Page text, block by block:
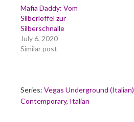
Mafia Daddy: Vom
Silberlöffel zur
Silberschnalle
July 6, 2020
Similar post
Series: Vegas Underground (Italian)
Contemporary, Italian